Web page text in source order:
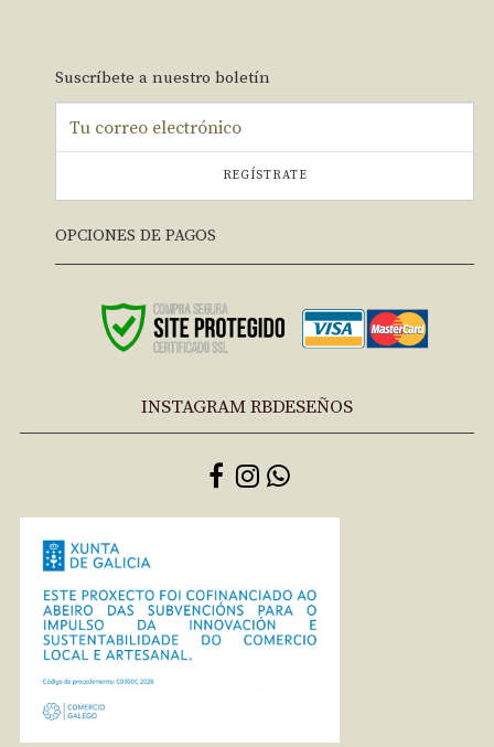
Suscríbete a nuestro boletín
REGÍSTRATE
OPCIONES DE PAGOS
INSTAGRAM RBDESEÑOS